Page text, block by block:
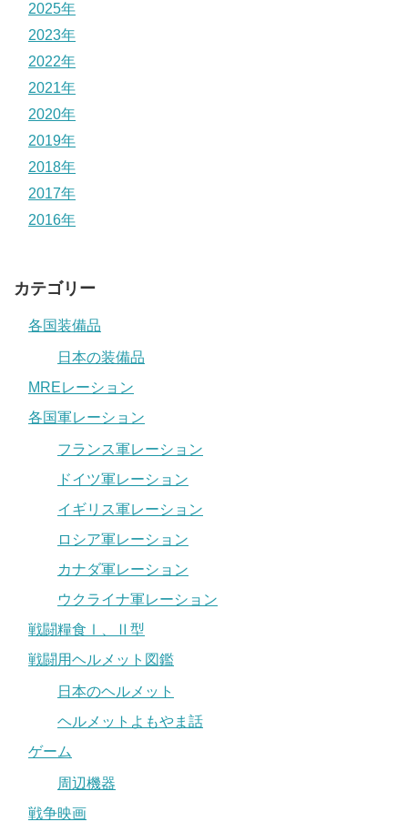
2025年
2023年
2022年
2021年
2020年
2019年
2018年
2017年
2016年
カテゴリー
各国装備品
日本の装備品
MREレーション
各国軍レーション
フランス軍レーション
ドイツ軍レーション
イギリス軍レーション
ロシア軍レーション
カナダ軍レーション
ウクライナ軍レーション
戦闘糧食Ⅰ、Ⅱ型
戦闘用ヘルメット図鑑
日本のヘルメット
ヘルメットよもやま話
ゲーム
周辺機器
戦争映画